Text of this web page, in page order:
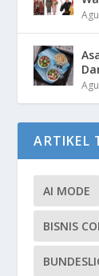
ARTIKEL
AI MODE
BISNIS